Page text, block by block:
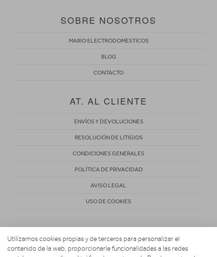
SOBRE NOSOTROS
MARIO ELECTRODOMESTICOS
BLOG
CONTACTO
AT. AL CLIENTE
ENVÍOS Y DEVOLUCIONES
RESOLUCIÓN DE LITIGIOS
CONDICIONES GENERALES
POLÍTICA DE PRIVACIDAD
AVISO LEGAL
USO DE COOKIES
Utilizamos cookies propias y de terceros para personalizar el
contenido de la web, proporcionarle funcionalidades a las redes